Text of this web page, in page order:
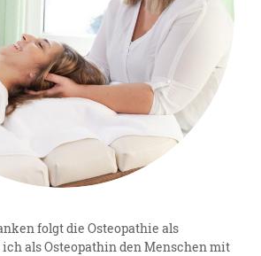
folgt die Osteopathie als
als Osteopathin den Menschen mit